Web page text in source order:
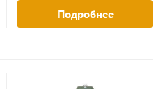
Подробнее